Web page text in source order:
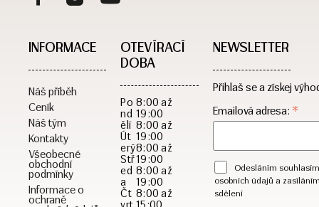
INFORMACE
Náš příběh
Ceník
Náš tým
Kontakty
Všeobecné
obchodní
podmínky
Informace o
ochraně
OTEVÍRACÍ
DOBA​
Po
nd
ělí
Út
erý
Stř
ed
a
Čt
8:00 až
19:00
8:00 až
19:00
8:00 až
19:00
8:00 až
19:00
8:00 až
NEWSLETTER
Přihlaš se a získej
Emailová adresa: *
Odesláním
osobních údajů a
sdělení